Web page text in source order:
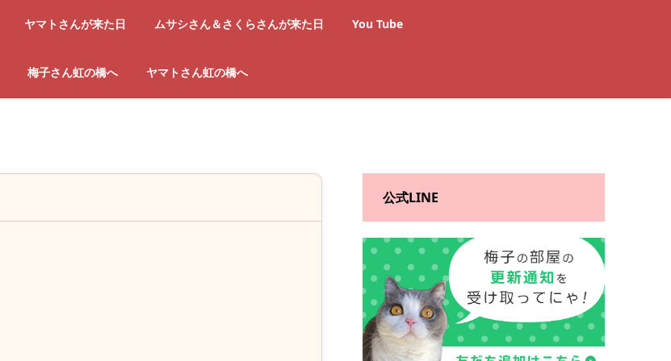
ヤマトさんが来た日 ムサシさん＆さくらさんが来た日 You Tube
梅子さん虹の橋へ ヤマトさん虹の橋へ
公式LINE